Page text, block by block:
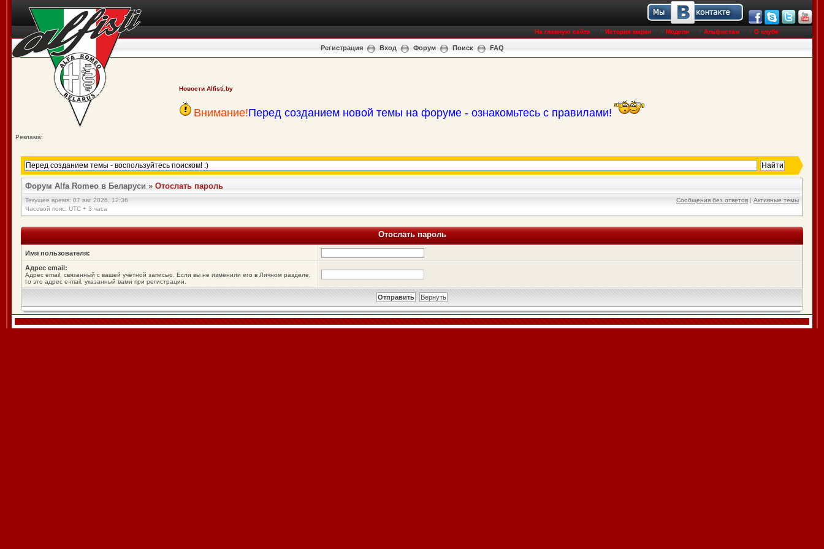
На главную сайта История марки Модели Альфистам О клубе
Регистрация Вход Форум Поиск FAQ
Новости Alfisti.by
Внимание!Перед созданием новой темы на форуме - ознакомьтесь с правилами!
Реклама:
Форум Alfa Romeo в Беларуси » Отослать пароль
Текущее время: 07 авг 2026, 12:36
Часовой пояс: UTC + 3 часа
Сообщения без ответов | Активные темы
Отослать пароль
Имя пользователя:
Адрес email:
Адрес email, связанный с вашей учётной записью. Если вы не изменили его в Личном разделе,
то это адрес e-mail, указанный вами при регистрации.